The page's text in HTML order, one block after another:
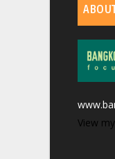
View